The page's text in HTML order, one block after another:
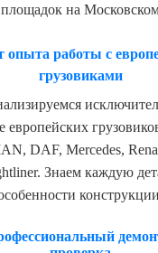
на
опыта работы с
грузовиками
европейских
DAF, Mercedes,
Знаем каждую